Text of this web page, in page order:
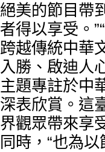
絕美的節目帶
者得以享受。
跨越傳統中華
入勝、啟迪人
主題專註於中
深表欣賞。這
界觀眾帶來享
同時，“也為